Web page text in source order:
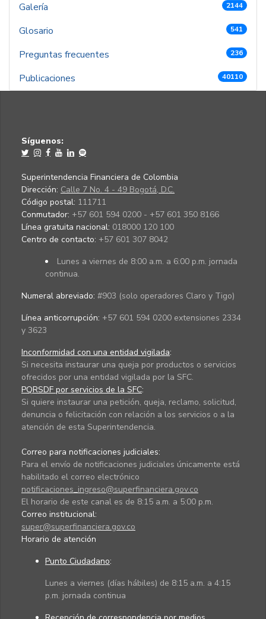
Galería 2144
Glosario 541
Preguntas frecuentes 236
Publicaciones 40110
Síguenos:
Superintendencia Financiera de Colombia
Dirección: Calle 7 No. 4 - 49 Bogotá, D.C.
Código postal: 111711
Conmutador: +57 601 594 0200 - +57 601 350 8166
Línea gratuita nacional: 018000 120 100
Centro de contacto: +57 601 307 8042
Lunes a viernes de 8:00 a.m. a 6:00 p.m. jornada
continua.
Numeral abreviado: #903 (solo operadores Claro y Tigo)
Línea anticorrupción: +57 601 594 0200 extensiones 2334
y 3623
Inconformidad con una entidad vigilada:
Si necesita instaurar una queja por productos o servicios
ofrecidos por una entidad vigilada por la SFC.
PQRSDF por servicios de la SFC:
Si quiere instaurar una petición, queja, reclamo, solicitud,
denuncia o felicitación con relación a los servicios o a la
atención de esta Superintendencia.
Correo para notificaciones judiciales:
Para el envío de notificaciones judiciales únicamente está
habilitado el correo electrónico
notificaciones_ingreso@superfinanciera.gov.co
El horario de este canal es de 8:15 a.m. a 5:00 p.m.
Correo institucional:
super@superfinanciera.gov.co
Horario de atención
Punto Ciudadano:
Lunes a viernes (días hábiles) de 8:15 a.m. a 4:15
p.m. jornada continua